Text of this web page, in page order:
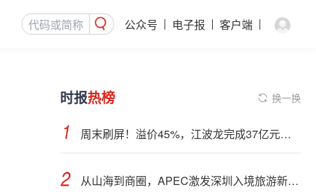
公众号 电子报 客户端
时报热榜 换一换
周末刷屏！溢价45%，江波龙完成37亿元定增事项
从山海到商圈，APEC激发深圳入境旅游新活力